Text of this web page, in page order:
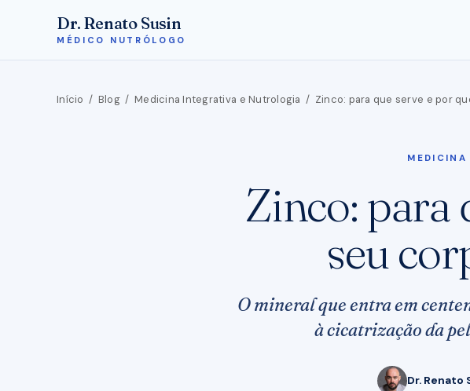
Dr. Renato Susin
MÉDICO NUTRÓLOGO
Início / Blog/ Medicina Integrativa e Nutrologia / Zinco: para que serve e por
Zinco: para
seu
O mineral que entra em
à cicatrização da
Dr. Renato